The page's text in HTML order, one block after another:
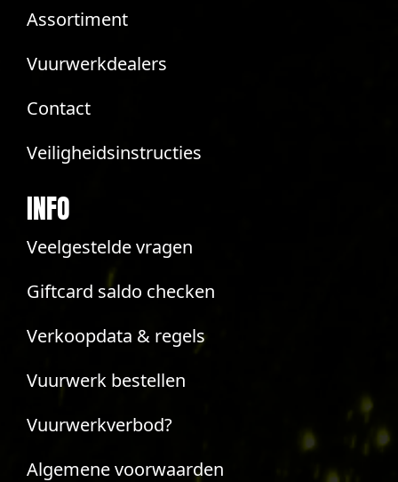
Assortiment
Vuurwerkdealers
Contact
Veiligheidsinstructies
INFO
Veelgestelde vragen
Giftcard saldo checken
Verkoopdata & regels
Vuurwerk bestellen
Vuurwerkverbod?
Algemene voorwaarden